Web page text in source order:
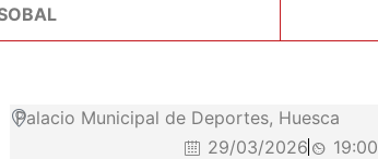
Palacio Municipal de Deportes, Huesca
29/03/2026
19:00